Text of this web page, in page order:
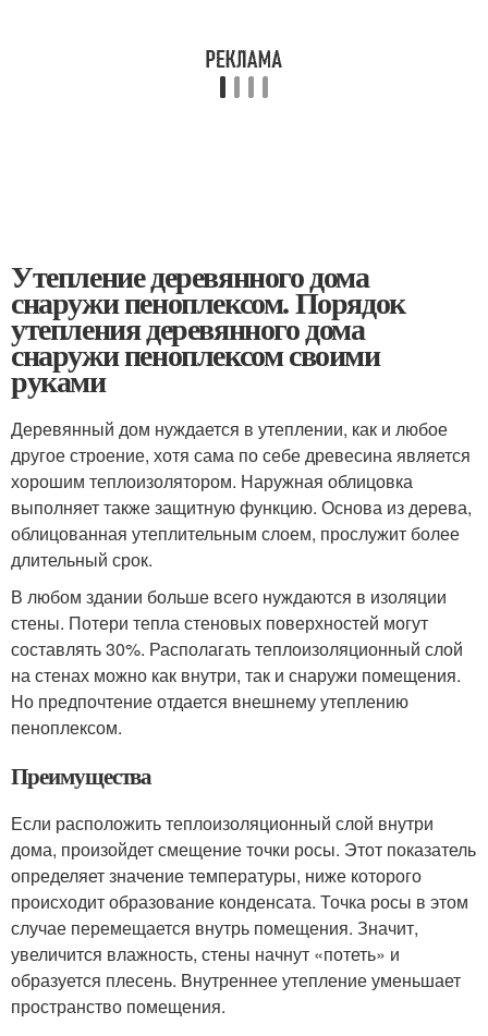
Утепление деревянного дома
снаружи пеноплексом. Порядок
утепления деревянного дома
снаружи пеноплексом своими
руками
Деревянный дом нуждается в утеплении, как и любое
другое строение, хотя сама по себе древесина является
хорошим теплоизолятором. Наружная облицовка
выполняет также защитную функцию. Основа из дерева,
облицованная утеплительным слоем, прослужит более
длительный срок.
В любом здании больше всего нуждаются в изоляции
стены. Потери тепла стеновых поверхностей могут
составлять 30%. Располагать теплоизоляционный слой
на стенах можно как внутри, так и снаружи помещения.
Но предпочтение отдается внешнему утеплению
пеноплексом.
Преимущества
Если расположить теплоизоляционный слой внутри
дома, произойдет смещение точки росы. Этот показатель
определяет значение температуры, ниже которого
происходит образование конденсата. Точка росы в этом
случае перемещается внутрь помещения. Значит,
увеличится влажность, стены начнут «потеть» и
образуется плесень. Внутреннее утепление уменьшает
пространство помещения.